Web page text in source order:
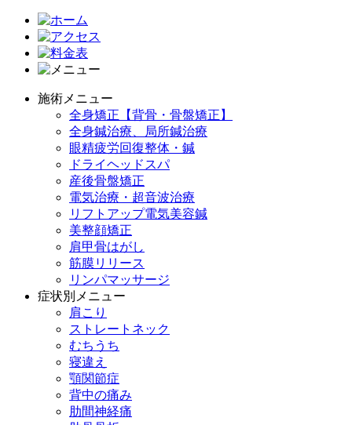
施術メニュー
全身矯正【背骨・骨盤矯正】
全身鍼治療、局所鍼治療
眼精疲労回復整体・鍼
ドライヘッドスパ
産後骨盤矯正
電気治療・超音波治療
リフトアップ電気美容鍼
美整顔矯正
肩甲骨はがし
筋膜リリース
リンパマッサージ
症状別メニュー
肩こり
ストレートネック
むちうち
寝違え
顎関節症
背中の痛み
肋間神経痛